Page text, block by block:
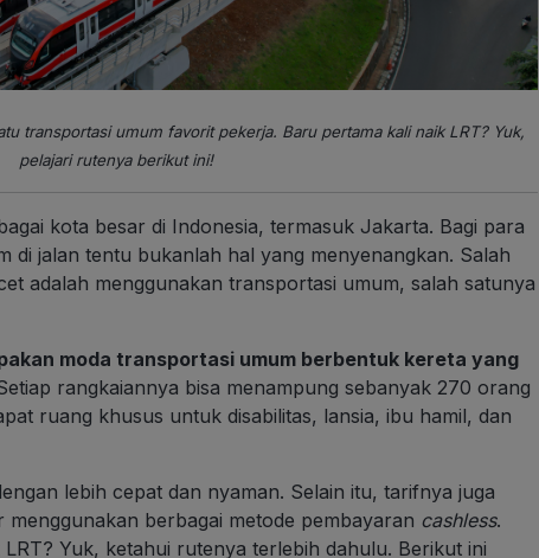
transportasi umum favorit pekerja. Baru pertama kali naik LRT? Yuk,
pelajari rutenya berikut ini!
kota besar di Indonesia, termasuk Jakarta. Bagi para
di jalan tentu bukanlah hal yang menyenangkan. Salah
adalah menggunakan transportasi umum, salah satunya
moda transportasi umum berbentuk kereta yang
rangkaiannya bisa menampung sebanyak 270 orang
ruang khusus untuk disabilitas, lansia, ibu hamil, dan
lebih cepat dan nyaman. Selain itu, tarifnya juga
berbagai metode pembayaran cashless.
Yuk, ketahui rutenya terlebih dahulu. Berikut ini